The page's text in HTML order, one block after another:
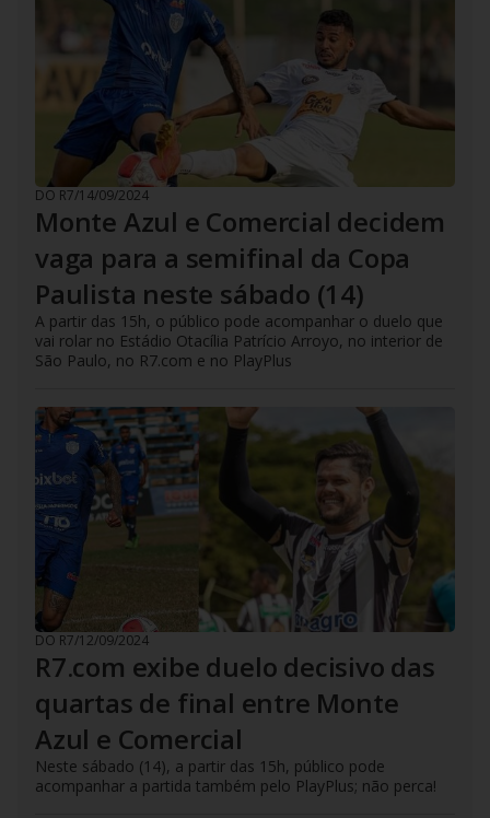
DO R7/14/09/2024
Monte Azul e Comercial decidem
vaga para a semifinal da Copa
Paulista neste sábado (14)
A partir das 15h, o público pode acompanhar o duelo que
vai rolar no Estádio Otacília Patrício Arroyo, no interior de
São Paulo, no R7.com e no PlayPlus
DO R7/12/09/2024
R7.com exibe duelo decisivo das
quartas de final entre Monte
Azul e Comercial
Neste sábado (14), a partir das 15h, público pode
acompanhar a partida também pelo PlayPlus; não perca!